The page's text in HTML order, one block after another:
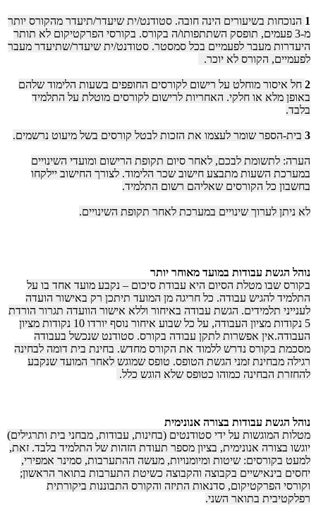
1 הנוכחות בשיעורים הינה חובה. סטודנט/ית שיעדר/תיעדר מהקורס יותר
מ-3 פעמים, תופסק השתתפותו/ה בקורס. בקורסי הפרקטיקום לא תותר
היעדרות מעבר לפעמיים בכל סמסטר. סטודנט/ית שיעדר/שתיעדר מעבר
לפעמיים, הקורס לא יוכר. ​
2 חל איסור מוחלט על רישום לקורסים החופפים בשעות הלימוד שלהם
באופן מלא או חלקי. האחריות לרישום לקורסים מוטלת על התלמיד
בלבד.
3 בית-הספר שומר לעצמו את הזכות לבטל קורסים בשל מיעוט נרשמים.
הערה: לתשומת לבכם, לאחר סיום תקופת הרישום ומועדי השינויים
במערכת השעות מתבצע חישוב שכר הלימוד. לצורך החישוב יילקחו
בחשבון כל הקורסים שאליהם רשום התלמיד.
לא ניתן לערוך שינויים במערכת לאחר תקופת השינויים.
נוהל הגשת עבודות במועד מאוחר יותר
בקורס שבו מטלת הסיום היא עבודת סיכום – נקבע מועד אחד בו על
התלמיד להגיש עבודה. כל חריגה מן המועד תיתכן רק באישור הועדה
לענייני תלמידים. הגשת עבודה באיחור וללא אישור הוועדה תגרור הורדת
5 נקודות מציון העבודה, על כל שבוע איחור נוסף יורדו 10 נקודות מציון
העבודה.אין אפשרות לתקן עבודה בקורס. סטודנט שנכשל בעבודה
מסכמת בקורס נדרש ללמוד את הקורס מחדש. בחינת בית דומה לבחינה
רגילה מבחינת זמני הגשת הטופס. טופס שמוגש לאחר המועד שנקבע
להחזרת הבחינה כמוהו כטופס שלא הוגש כלל.
נוהל הגשת עבודות בצורה אנונימית
מטלות המוגשות על ידי סטודנטים (בחינות, עבודות, מבחני בית ותרגילים)
יוגשו בצורה אנונימית, בציון מספר תעודת הזהות של התלמיד בלבד. זאת,
למעט בקורסים: שיטות ומיומנויות, מעשה ההתערבות, סמינר אמפירי,
יחסים בינאישיים בקבוצה והקבוצה כשיטת התערבות בתואר הראשון;
וקורסי הפרקטיקום, סדנאות התיזה והקורס התבוננות ביקורתית
רפלקטיבית בתואר השני.